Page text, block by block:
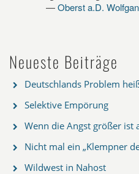
Oberst a.D.
Neueste Beiträge
Deutschlands Problem
Selektive Empörung
Wenn die Angst größer ist
Nicht mal ein „Klempner
Wildwest in Nahost